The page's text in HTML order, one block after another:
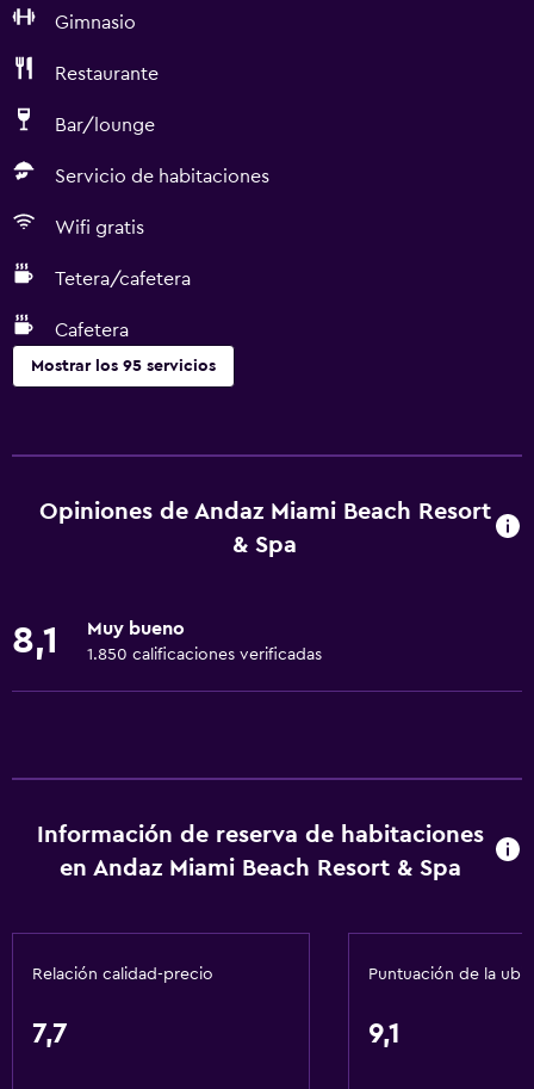
Gimnasio
Restaurante
Bar/lounge
Servicio de habitaciones
Wifi gratis
Tetera/cafetera
Cafetera
Mostrar los 95 servicios
Wifi gratis
Wifi disponible en todas las instalaciones
Extinguidor
Artículos de aseo gratis
Adaptador
Gel de ducha
Opiniones de Andaz Miami Beach Resort
& Spa
8,1 Muy bueno
1.850 calificaciones verificadas
Información de reserva de habitaciones
en Andaz Miami Beach Resort & Spa
Relación calidad-precio
7,7
Puntuación de la
9,1